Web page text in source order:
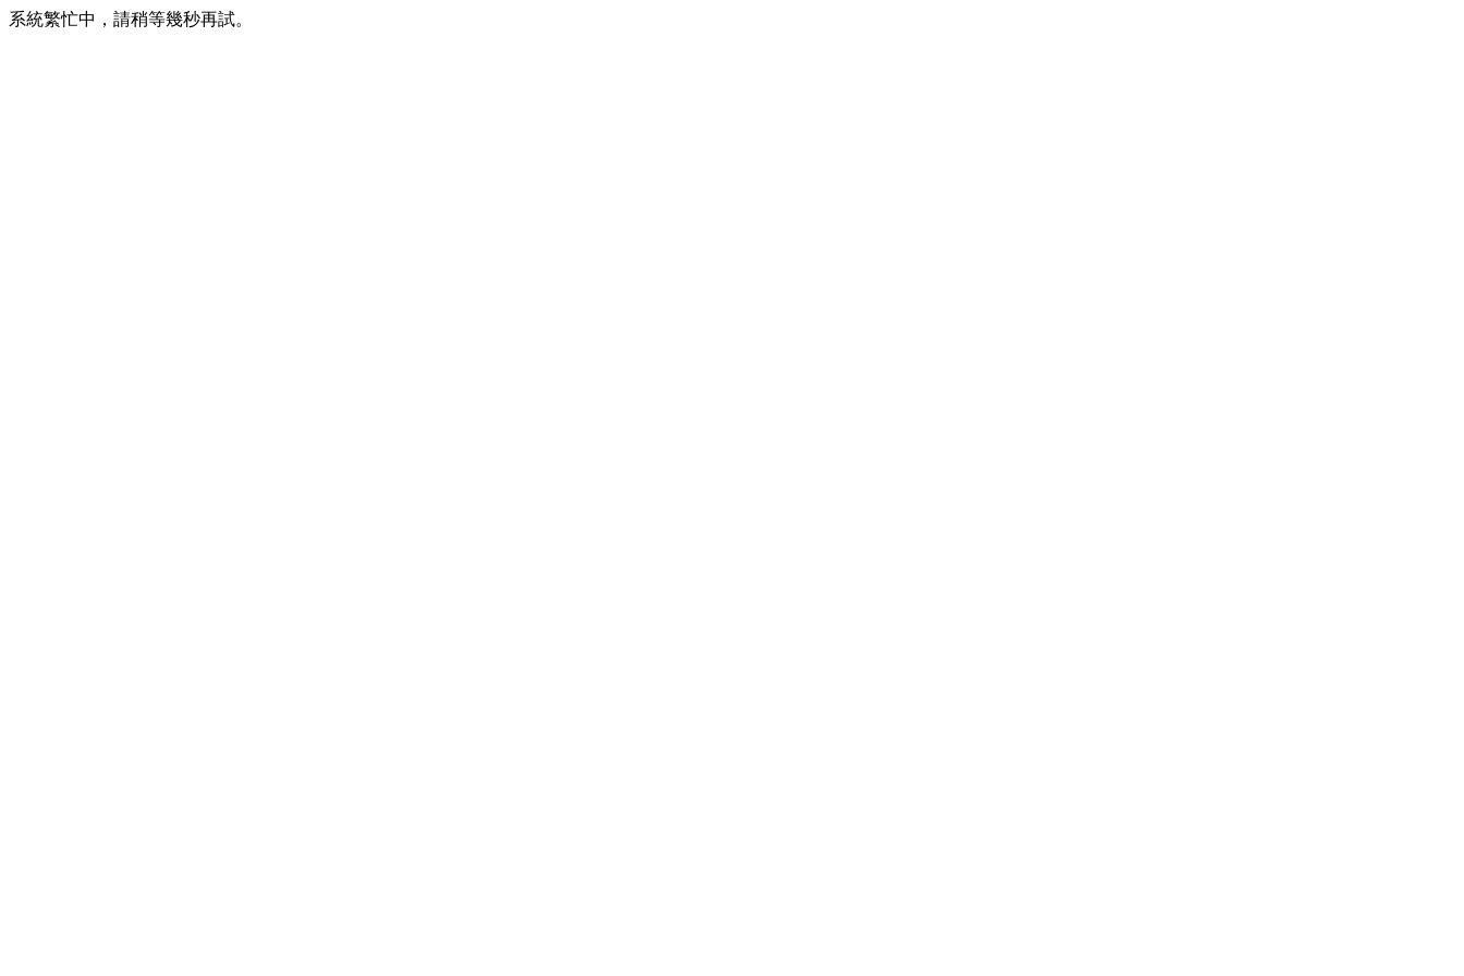
系統繁忙中，請稍等幾秒再試。